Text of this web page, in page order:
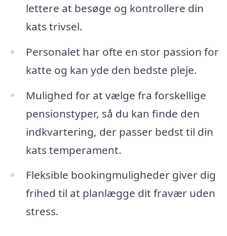
lettere at besøge og kontrollere din
kats trivsel.
Personalet har ofte en stor passion for
katte og kan yde den bedste pleje.
Mulighed for at vælge fra forskellige
pensionstyper, så du kan finde den
indkvartering, der passer bedst til din
kats temperament.
Fleksible bookingmuligheder giver dig
frihed til at planlægge dit fravær uden
stress.